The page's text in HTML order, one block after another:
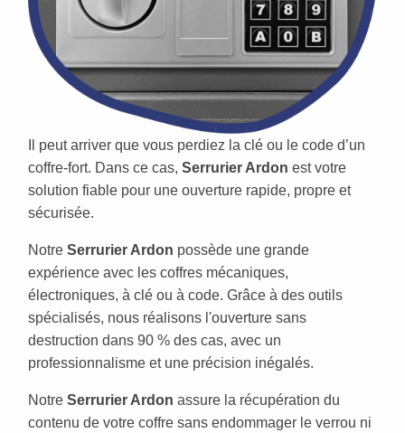
Il peut arriver que vous perdiez la clé ou le code d’un
coffre-fort. Dans ce cas, Serrurier Ardon est votre
solution fiable pour une ouverture rapide, propre et
sécurisée.
Notre Serrurier Ardon possède une grande
expérience avec les coffres mécaniques,
électroniques, à clé ou à code. Grâce à des outils
spécialisés, nous réalisons l'ouverture sans
destruction dans 90 % des cas, avec un
professionnalisme et une précision inégalés.
Notre Serrurier Ardon assure la récupération du
contenu de votre coffre sans endommager le verrou ni